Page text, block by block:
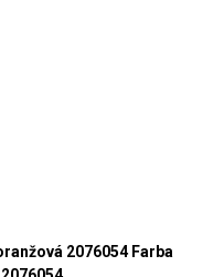
2076054 Farba